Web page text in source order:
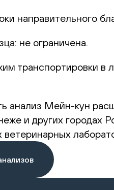
направительного
не ограничена.
транспортировки в
анализ Мейн-кун
и других городах